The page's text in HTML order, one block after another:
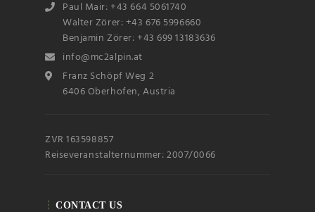
Paul Mair: +43 664 5061740
Walter Zörer: +43 676 5996660
Benjamin Zörer: +43 699 13183636
info@mc2alpin.at
Franz Schöpf Weg 2
6406 Oberhofen, Austria
ZVR 163598857
Reiseveranstalternummer: 2007/0066
CONTACT US